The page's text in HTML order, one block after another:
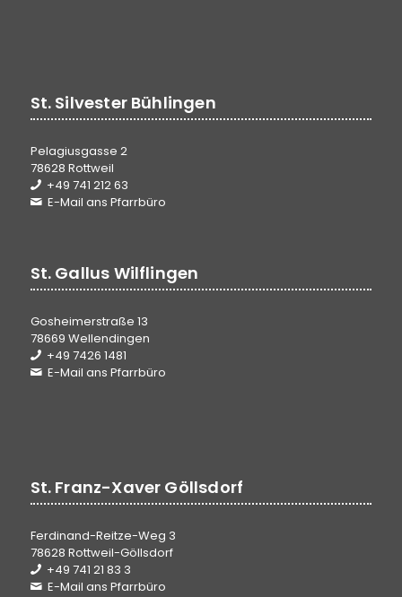
St. Silvester Bühlingen
Pelagiusgasse 2
78628 Rottweil
+49 741 212 63
E-Mail ans Pfarrbüro
St. Gallus Wilflingen
Gosheimerstraße 13
78669 Wellendingen
+49 7426 1481
E-Mail ans Pfarrbüro
St. Franz-Xaver Göllsdorf
Ferdinand-Reitze-Weg 3
78628 Rottweil-Göllsdorf
+49 741 21 83 3
E-Mail ans Pfarrbüro